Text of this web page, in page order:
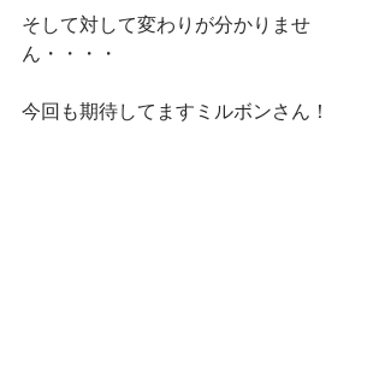
そして対して変わりが分かりませ
ん・・・・
今回も期待してますミルボンさん！